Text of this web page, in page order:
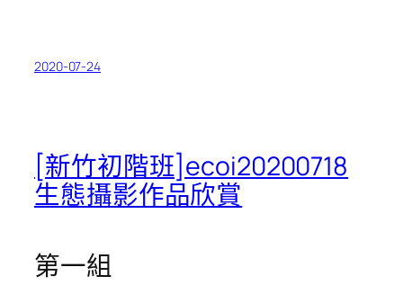
2020-07-24
[新竹初階班]ecoi20200718
生態攝影作品欣賞
第一組